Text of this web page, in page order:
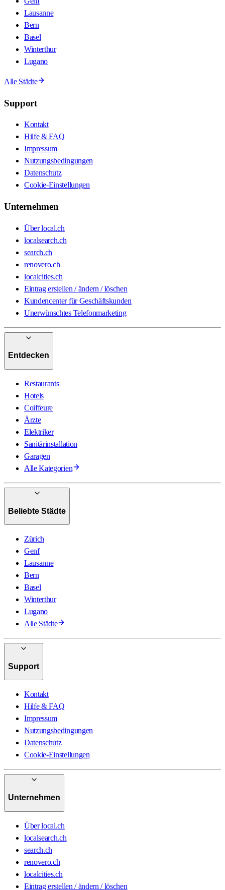
Lausanne
Bern
Basel
Winterthur
Lugano
Alle Städte
Support
Kontakt
Hilfe & FAQ
Impressum
Nutzungsbedingungen
Datenschutz
Cookie-Einstellungen
Unternehmen
Über local.ch
localsearch.ch
search.ch
renovero.ch
localcities.ch
Eintrag erstellen / ändern / löschen
Kundencenter für Geschäftskunden
Unerwünschtes Telefonmarketing
Entdecken
Restaurants
Hotels
Coiffeure
Ärzte
Elektriker
Sanitärinstallation
Garagen
Alle Kategorien
Beliebte Städte
Zürich
Genf
Lausanne
Bern
Basel
Winterthur
Lugano
Alle Städte
Support
Kontakt
Hilfe & FAQ
Impressum
Nutzungsbedingungen
Datenschutz
Cookie-Einstellungen
Unternehmen
Über local.ch
localsearch.ch
search.ch
renovero.ch
localcities.ch
Eintrag erstellen / ändern / löschen